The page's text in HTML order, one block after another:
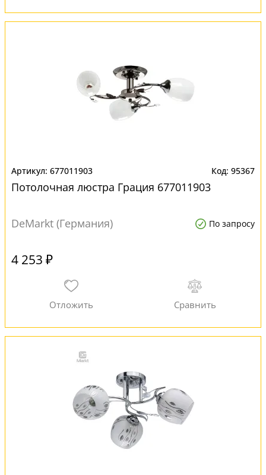
677011903 95367
Потолочная люстра Грация 677011903
DeMarkt (Германия) По запросу
4 253 ₽